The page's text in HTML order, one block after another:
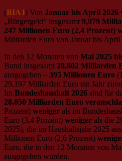
(BIAJ) Von Januar bis April 2026
„Bürgergeld“ insgesamt 9,979
247 Millionen Euro (2,4 Prozent)
Milliarden Euro von Januar bis April
In den 12 Monaten von Mai 2025
Bund insgesamt 28,802 Milliarden
ausgegeben – 395 Millionen Euro
29,197 Milliarden Euro ein Jahr
Im Bundeshaushalt 2026 sind für
28,050 Milliarden Euro
Prozent) weniger als im
Euro (3,4 Prozent) weniger als die
2025), die im Haushaltsjahr 2025
Millionen Euro (2,6 Prozent)
Euro, die in den 12 Monaten von
ausgegeben wurden.